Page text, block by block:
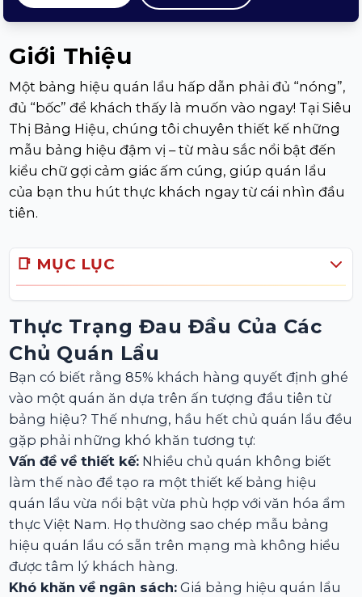
Giới Thiệu
Một bảng hiệu quán lẩu hấp dẫn phải đủ “nóng”,
đủ “bốc” để khách thấy là muốn vào ngay! Tại Siêu
Thị Bảng Hiệu, chúng tôi chuyên thiết kế những
mẫu bảng hiệu đậm vị – từ màu sắc nổi bật đến
kiểu chữ gợi cảm giác ấm cúng, giúp quán lẩu
của bạn thu hút thực khách ngay từ cái nhìn đầu
tiên.
📑 MỤC LỤC
Thực Trạng Đau Đầu Của Các
Chủ Quán Lẩu
Bạn có biết rằng 85% khách hàng quyết định ghé
vào một quán ăn dựa trên ấn tượng đầu tiên từ
bảng hiệu? Thế nhưng, hầu hết chủ quán lẩu đều
gặp phải những khó khăn tương tự:
Vấn đề về thiết kế: Nhiều chủ quán không biết
làm thế nào để tạo ra một thiết kế bảng hiệu
quán lẩu vừa nổi bật vừa phù hợp với văn hóa ẩm
thực Việt Nam. Họ thường sao chép mẫu bảng
hiệu quán lẩu có sẵn trên mạng mà không hiểu
được tâm lý khách hàng.
Khó khăn về ngân sách: Giá bảng hiệu quán lẩu